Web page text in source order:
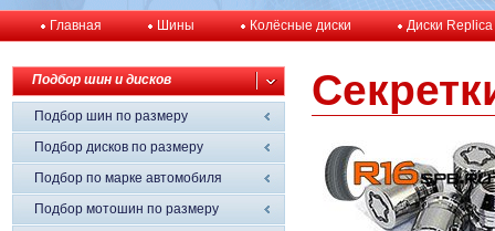
Главная Шины Колёсные диски Диски Replica
Подбор шин и дисков
Подбор шин по размеру
Подбор дисков по размеру
Подбор по марке автомобиля
Подбор мотошин по размеру